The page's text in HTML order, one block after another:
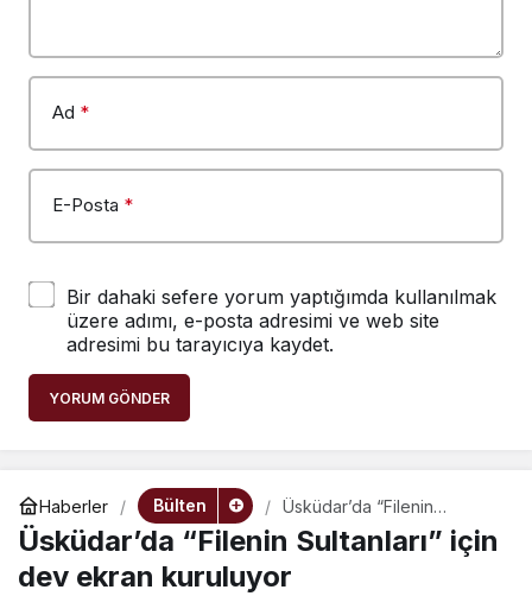
Ad *
E-Posta *
Bir dahaki sefere yorum yaptığımda kullanılmak
üzere adımı, e-posta adresimi ve web site
adresimi bu tarayıcıya kaydet.
YORUM GÖNDER
Haberler Bülten
Üsküdar’da “Filenin
Sultanları” için dev ekran
kuruluyor
Üsküdar’da “Filenin Sultanları” için
dev ekran kuruluyor